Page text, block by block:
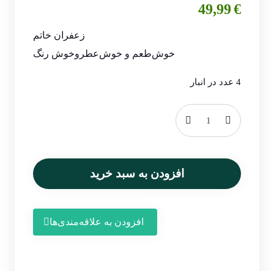
€
49,99
زعفران خاتم
خوش‌طعم و خوش‌عطروخوش رنگ
4 عدد در انبار
زعفران
افزودن به سبد خرید
افزودن به علاقه‌مندی‌ها